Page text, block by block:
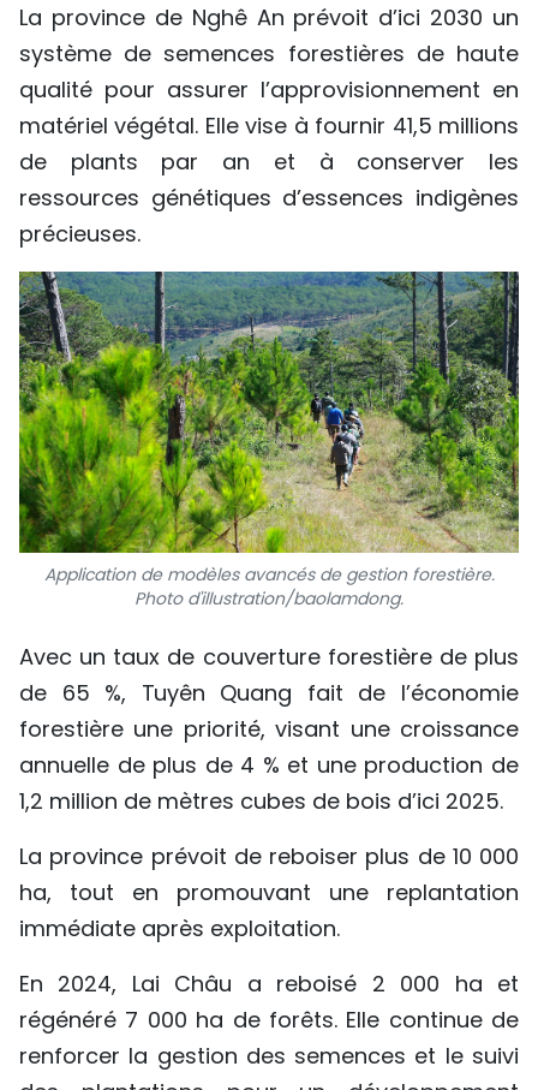
La province de Nghê An prévoit d’ici 2030 un
système de semences forestières de haute
qualité pour assurer l’approvisionnement en
matériel végétal. Elle vise à fournir 41,5 millions
de plants par an et à conserver les
ressources génétiques d’essences indigènes
précieuses.
Application de modèles avancés de gestion forestière.
Photo d'illustration/baolamdong.
Avec un taux de couverture forestière de plus
de 65 %, Tuyên Quang fait de l’économie
forestière une priorité, visant une croissance
annuelle de plus de 4 % et une production de
1,2 million de mètres cubes de bois d’ici 2025.
La province prévoit de reboiser plus de 10 000
ha, tout en promouvant une replantation
immédiate après exploitation.
En 2024, Lai Châu a reboisé 2 000 ha et
régénéré 7 000 ha de forêts. Elle continue de
renforcer la gestion des semences et le suivi